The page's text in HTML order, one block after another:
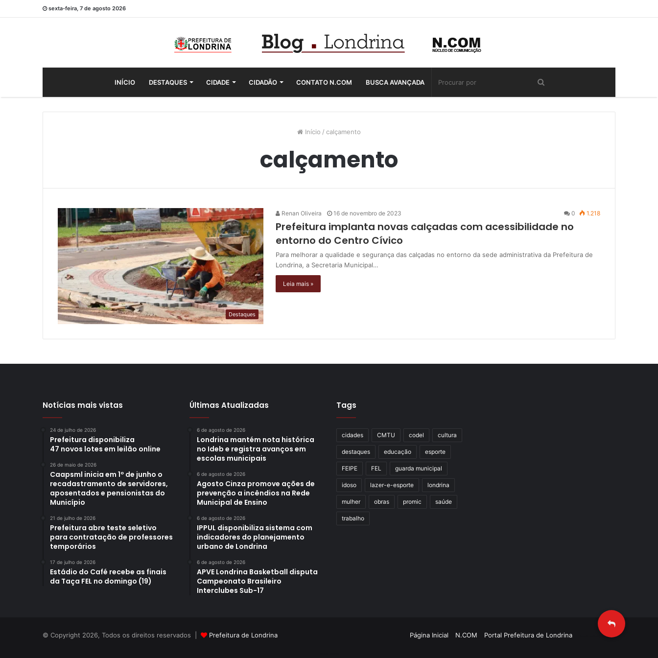
sexta-feira, 7 de agosto 2026
INÍCIO DESTAQUES CIDADE CIDADÃO CONTATO N.COM BUSCA AVANÇADA
Início / calçamento
calçamento
Destaques
Renan Oliveira 16 de novembro de 2023 0 1.218
Prefeitura implanta novas calçadas com acessibilidade no
entorno do Centro Cívico
Para melhorar a qualidade e segurança das calçadas no entorno da sede administrativa da Prefeitura de
Londrina, a Secretaria Municipal…
Leia mais »
Notícias mais vistas
24 de julho de 2026
Prefeitura disponibiliza
47 novos lotes em leilão online
26 de maio de 2026
Caapsml inicia em 1º de junho o
recadastramento de servidores,
aposentados e pensionistas do
Município
21 de julho de 2026
Prefeitura abre teste seletivo
para contratação de professores
temporários
17 de julho de 2026
Estádio do Café recebe as finais
da Taça FEL no domingo (19)
Últimas Atualizadas
6 de agosto de 2026
Londrina mantém nota histórica
no Ideb e registra avanços em
escolas municipais
6 de agosto de 2026
Agosto Cinza promove ações de
prevenção a incêndios na Rede
Municipal de Ensino
6 de agosto de 2026
IPPUL disponibiliza sistema com
indicadores do planejamento
urbano de Londrina
6 de agosto de 2026
APVE Londrina Basketball disputa
Campeonato Brasileiro
Interclubes Sub-17
Tags
cidades CMTU codel cultura
destaques educação esporte
FEIPE FEL guarda municipal
idoso lazer-e-esporte londrina
mulher obras promic saúde
trabalho
© Copyright 2026, Todos os direitos reservados | Prefeitura de Londrina Criação de Sites TTG Sistemas
Página Inicial N.COM Portal Prefeitura de Londrina